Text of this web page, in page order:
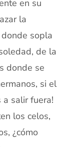
en su
la
sopla
de la
donde se
si el
a salir fuera!
los celos,
¿cómo